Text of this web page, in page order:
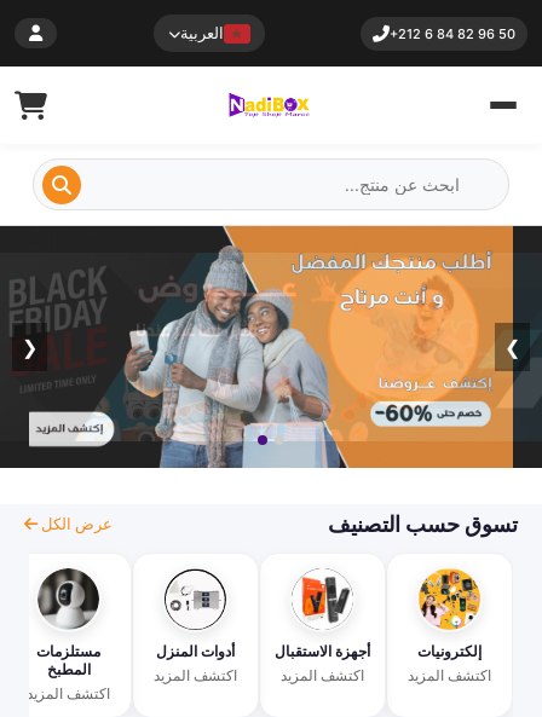
+212 6 84 82 96 50 العربية
❮ ❯
تسوق حسب التصنيف عرض الكل
إلكترونيات
اكتشف المزيد
أجهزة الاستقبال
اكتشف المزيد
أدوات المنزل
اكتشف المزيد
مستلزمات
المطبخ
اكتشف المزيد